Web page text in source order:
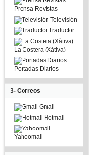
Prensa Revistas
Televisión
Traductor
La Costera (Xàtiva)
Portadas Diarios
3- Correos
Gmail
Hotmail
Yahoomail